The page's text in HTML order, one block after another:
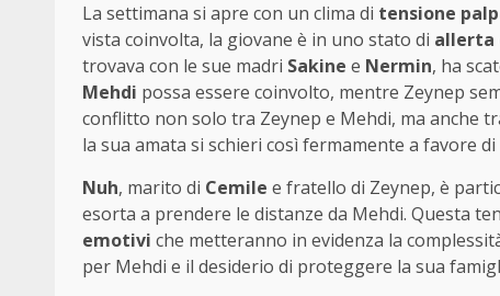
La settimana si apre con un clima di tensione
vista coinvolta, la giovane è in uno stato di allerta
trovava con le sue madri Sakine e Nermin, ha
Mehdi possa essere coinvolto, mentre Zeynep
conflitto non solo tra Zeynep e Mehdi, ma anche
la sua amata si schieri così fermamente a favore
Nuh, marito di Cemile e fratello di Zeynep, è
esorta a prendere le distanze da Mehdi. Questa
emotivi che metteranno in evidenza la
per Mehdi e il desiderio di proteggere la sua